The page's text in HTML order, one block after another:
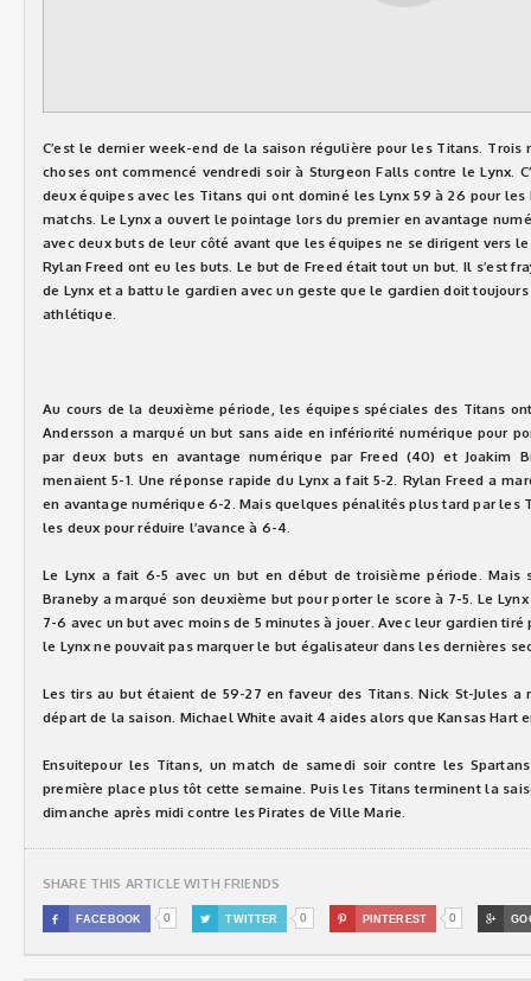
C’est le dernier week-end de la saison régulière pour les Titans.
choses ont commencé vendredi soir à Sturgeon Falls contre le Lynx.
deux équipes avec les Titans qui ont dominé les Lynx 59 à 26 pour
matchs. Le Lynx a ouvert le pointage lors du premier en avantage
avec deux buts de leur côté avant que les équipes ne se dirigent vers
Rylan Freed ont eu les buts. Le but de Freed était tout un but. Il s’est
de Lynx et a battu le gardien avec un geste que le gardien doit
athlétique.
Au cours de la deuxième période, les équipes spéciales des Titans
Andersson a marqué un but sans aide en infériorité numérique pour
par deux buts en avantage numérique par Freed (40) et Joakim
menaient 5-1. Une réponse rapide du Lynx a fait 5-2. Rylan Freed a
en avantage numérique 6-2. Mais quelques pénalités plus tard par les
les deux pour réduire l’avance à 6-4.
Le Lynx a fait 6-5 avec un but en début de troisième période. Mais
Braneby a marqué son deuxième but pour porter le score à 7-5. Le
7-6 avec un but avec moins de 5 minutes à jouer. Avec leur gardien
le Lynx ne pouvait pas marquer le but égalisateur dans les dernières
Les tirs au but étaient de 59-27 en faveur des Titans. Nick St-Jules
départ de la saison. Michael White avait 4 aides alors que Kansas Hart
Ensuitepour les Titans, un match de samedi soir contre les
première place plus tôt cette semaine. Puis les Titans terminent la
dimanche après midi contre les Pirates de Ville Marie.
SHARE THIS ARTICLE WITH FRIENDS
 FACEBOOK 0  TWITTER 0  PINTEREST 0 